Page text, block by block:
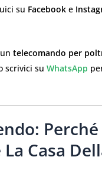
su Facebook e
telecomando per
scrivici su WhatsApp
Perché
Casa